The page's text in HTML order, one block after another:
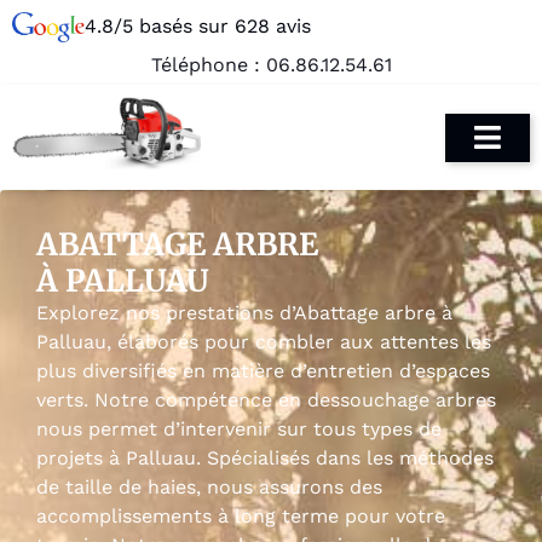
4.8/5 basés sur 628 avis
Téléphone : 06.86.12.54.61
ABATTAGE ARBRE
À PALLUAU
Explorez nos prestations d’Abattage arbre à
Palluau, élaborés pour combler aux attentes les
plus diversifiés en matière d’entretien d’espaces
verts. Notre compétence en dessouchage arbres
nous permet d’intervenir sur tous types de
projets à Palluau. Spécialisés dans les méthodes
de taille de haies, nous assurons des
accomplissements à long terme pour votre